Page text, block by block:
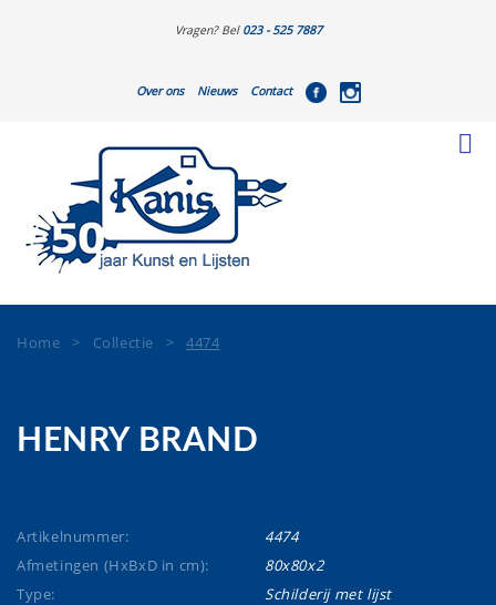
Vragen? Bel 023 - 525 7887
Over ons Nieuws Contact
Home > Collectie >4474
HENRY BRAND
Artikelnummer:
4474
Afmetingen (HxBxD in cm):
80x80x2
Type:
Schilderij met lijst